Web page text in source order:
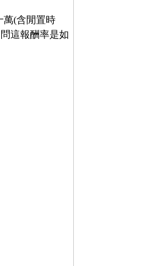
萬(含閒置時
這報酬率是如